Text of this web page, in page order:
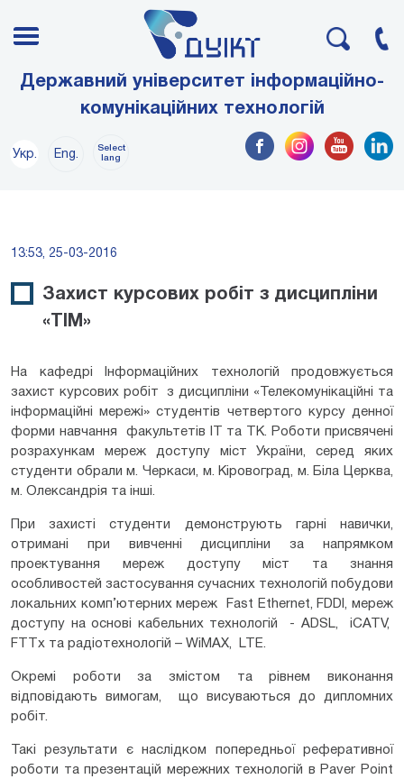
Державний університет інформаційно-
комунікаційних технологій
Укр. Eng.
Select
lang
13:53, 25-03-2016
Захист курсових робіт з дисципліни
«ТІМ»
На кафедрі Інформаційних технологій продовжується
захист курсових робіт з дисципліни «Телекомунікаційні та
інформаційні мережі» студентів четвертого курсу денної
форми навчання факультетів ІТ та ТК. Роботи присвячені
розрахункам мереж доступу міст України, серед яких
студенти обрали м. Черкаси, м. Кіровоград, м. Біла Церква,
м. Олександрія та інші.
При захисті студенти демонструють гарні навички,
отримані при вивченні дисципліни за напрямком
проектування мереж доступу міст та знання
особливостей застосування сучасних технологій побудови
локальних комп’ютерних мереж Fast Ethernet, FDDI, мереж
доступу на основі кабельних технологій - ADSL, iCATV,
FTTx та радіотехнологій – WiMAX, LTE.
Окремі роботи за змістом та рівнем виконання
відповідають вимогам, що висуваються до дипломних
робіт.
Такі результати є наслідком попередньої реферативної
роботи та презентацій мережних технологій в Paver Point